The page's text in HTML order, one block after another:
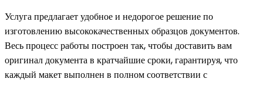
Услуга предлагает удобное и недорогое решение по
изготовлению высококачественных образцов документов.
Весь процесс работы построен так, чтобы доставить вам
оригинал документа в кратчайшие сроки, гарантируя, что
каждый макет выполнен в полном соответствии с